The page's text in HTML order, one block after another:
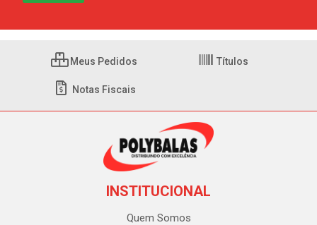
Meus Pedidos Títulos
Notas Fiscais
INSTITUCIONAL
Quem Somos